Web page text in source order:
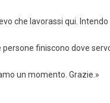
che lavorassi qui.
persone finiscono dove
un momento. Grazie.»